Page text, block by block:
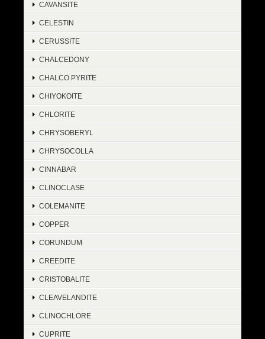
CAVANSITE
CELESTIN
CERUSSITE
CHALCEDONY
CHALCO PYRITE
CHIYOKOITE
CHLORITE
CHRYSOBERYL
CHRYSOCOLLA
CINNABAR
CLINOCLASE
COLEMANITE
COPPER
CORUNDUM
CREEDITE
CRISTOBALITE
CLEAVELANDITE
CLINOCHLORE
CUPRITE